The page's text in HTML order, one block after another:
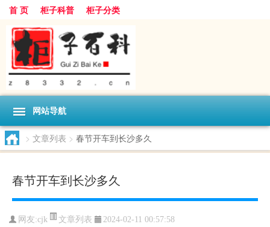
首 页 柜子科普 柜子分类
网站导航
> 文章列表 > 春节开车到长沙多久
春节开车到长沙多久
网友:cjk 文章列表 2024-02-11 00:57:58